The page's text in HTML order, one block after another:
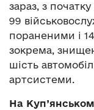
зараз, з
99
пораненими і
зокрема,
шість
артсистеми.
На